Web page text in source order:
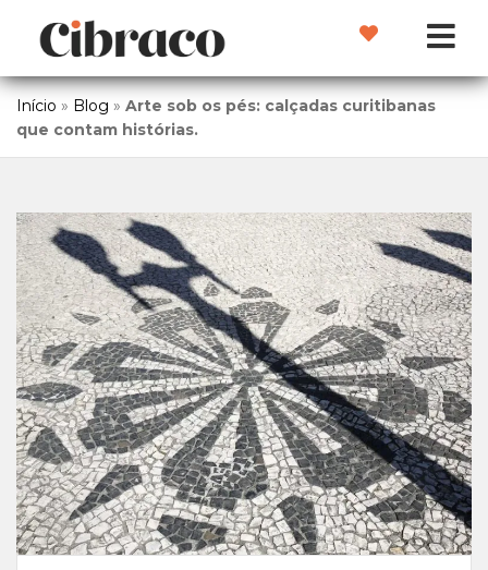
Início » Blog » Arte sob os pés: calçadas curitibanas
que contam histórias.